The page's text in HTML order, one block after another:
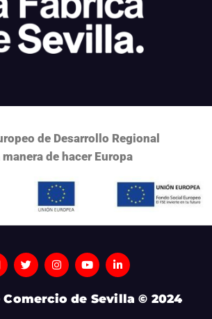
de Desarrollo Regional
manera de hacer Europa
Comercio de Sevilla © 2024